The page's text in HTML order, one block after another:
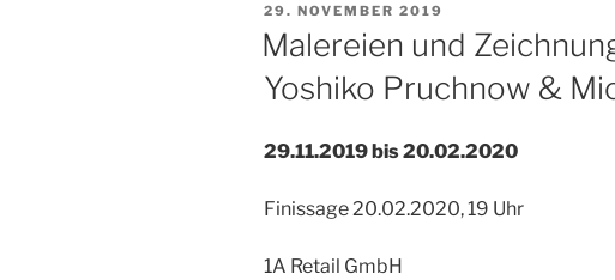
VERÖFFENTLICHT
AM
29. NOVEMBER 2019
Malereien und
Yoshiko Pruchnow &
29.11.2019 bis 20.02.2020
Finissage 20.02.2020, 19 Uhr
1A Retail GmbH